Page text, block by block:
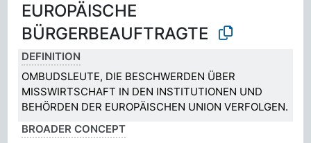
EUROPÄISCHE
BÜRGERBEAUFTRAGTE
DEFINITION
OMBUDSLEUTE, DIE BESCHWERDEN ÜBER
MISSWIRTSCHAFT IN DEN INSTITUTIONEN UND
BEHÖRDEN DER EUROPÄISCHEN UNION VERFOLGEN.
BROADER CONCEPT